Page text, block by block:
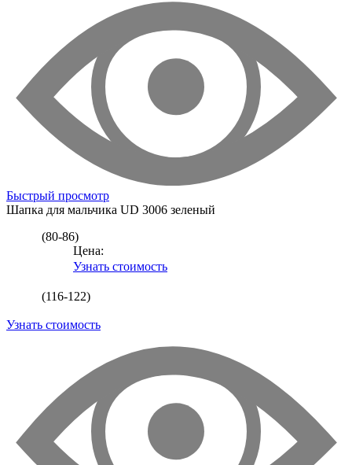
Быстрый просмотр
Шапка для мальчика UD 3006 зеленый
(80-86)
Цена:
Узнать стоимость
(116-122)
Узнать стоимость